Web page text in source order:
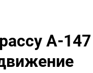
А-